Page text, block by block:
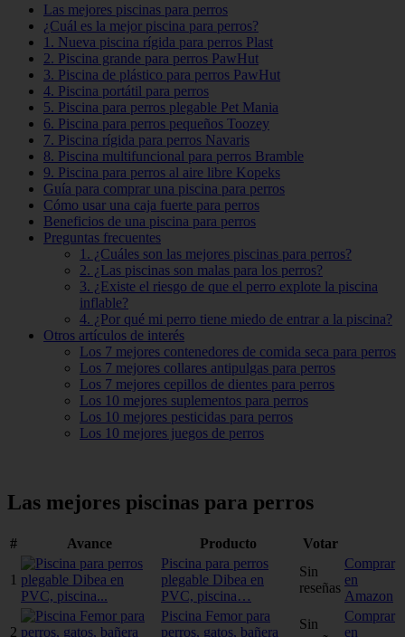
Las mejores piscinas para perros
¿Cuál es la mejor piscina para perros?
1. Nueva piscina rígida para perros Plast
2. Piscina grande para perros PawHut
3. Piscina de plástico para perros PawHut
4. Piscina portátil para perros
5. Piscina para perros plegable Pet Mania
6. Piscina para perros pequeños Toozey
7. Piscina rígida para perros Navaris
8. Piscina multifuncional para perros Bramble
9. Piscina para perros al aire libre Kopeks
Guía para comprar una piscina para perros
Cómo usar una caja fuerte para perros
Beneficios de una piscina para perros
Preguntas frecuentes
1. ¿Cuáles son las mejores piscinas para perros?
2. ¿Las piscinas son malas para los perros?
3. ¿Existe el riesgo de que el perro explote la piscina
inflable?
4. ¿Por qué mi perro tiene miedo de entrar a la piscina?
Otros artículos de interés
Los 7 mejores contenedores de comida seca para perros
Los 7 mejores collares antipulgas para perros
Los 7 mejores cepillos de dientes para perros
Los 10 mejores suplementos para perros
Los 10 mejores pesticidas para perros
Los 10 mejores juegos de perros
Las mejores piscinas para perros
# Avance Producto Votar
1
Piscina para perros
plegable Dibea en
PVC, piscina…
Sin
reseñas
Comprar
en
Amazon
2
Piscina Femor para
perros, gatos, bañera
Sin
Comprar
en